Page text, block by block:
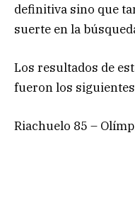
definitiva sino que
suerte en la
Los resultados de
fueron los
Riachuelo 85 –